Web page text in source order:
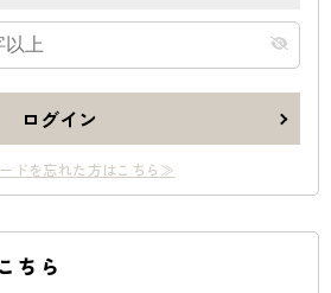
ログイン
ドを忘れた方はこちら≫
ちら